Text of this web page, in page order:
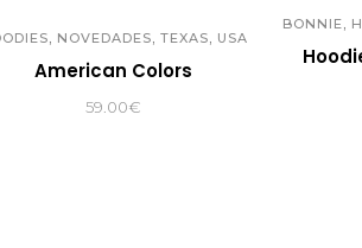
, NOVEDADES, TEXAS, USA
American Colors
59.00€
BONNIE,